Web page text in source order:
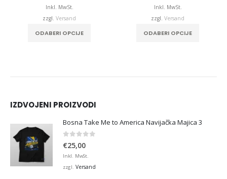
Inkl. MwSt.
zzgl. Versand
ODABERI OPCIJE
Inkl. MwSt.
zzgl. Versand
ODABERI OPCIJE
IZDVOJENI PROIZVODI
Bosna Take Me to America Navijačka Majica 3
0 von 5
€25,00
Inkl. MwSt.
zzgl. Versand